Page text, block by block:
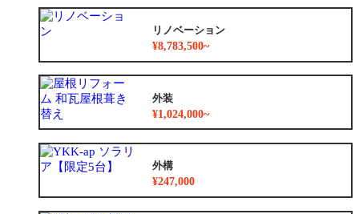
リノベーション
¥8,783,500~
外装
¥1,024,000~
外構
¥247,000